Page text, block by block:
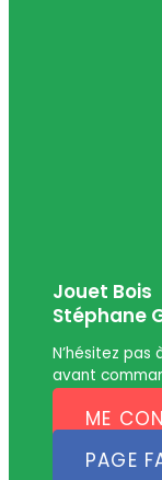
Jouet Bois
Stéphane
N’hésitez
avant
ME
PAGE